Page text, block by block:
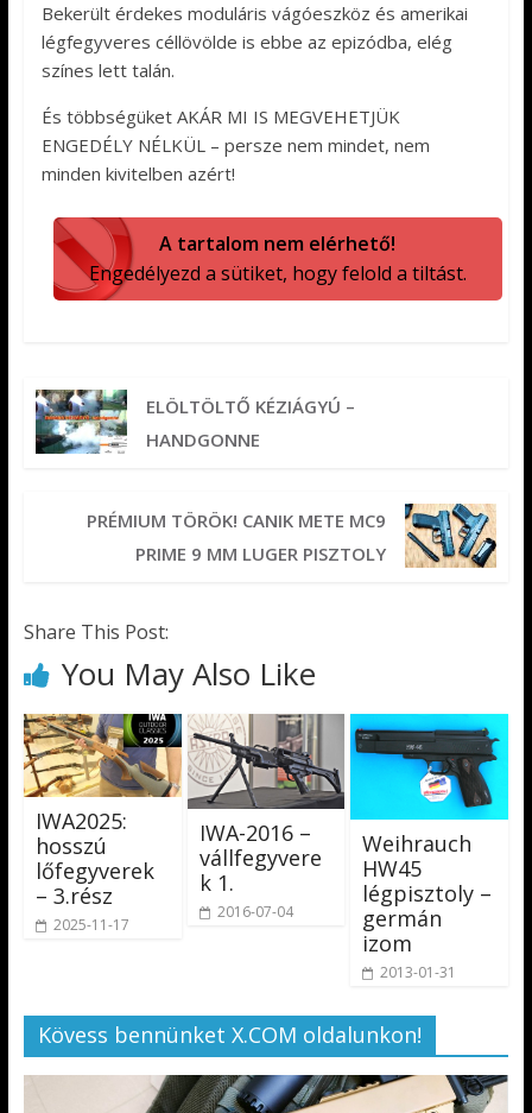
Bekerült érdekes moduláris vágóeszköz és amerikai
légfegyveres céllövölde is ebbe az epizódba, elég
színes lett talán.
És többségüket AKÁR MI IS MEGVEHETJÜK
ENGEDÉLY NÉLKÜL – persze nem mindet, nem
minden kivitelben azért!
A tartalom nem elérhető!
Engedélyezd a sütiket, hogy felold a tiltást.
ELÖLTÖLTŐ KÉZIÁGYÚ –
HANDGONNE
PRÉMIUM TÖRÖK! CANIK METE MC9
PRIME 9 MM LUGER PISZTOLY
Share This Post:
You May Also Like
IWA2025:
hosszú
lőfegyverek
– 3.rész
2025-11-17
IWA-2016 –
vállfegyvere
k 1.
2016-07-04
Weihrauch
HW45
légpisztoly –
germán
izom
2013-01-31
Kövess bennünket X.COM oldalunkon!